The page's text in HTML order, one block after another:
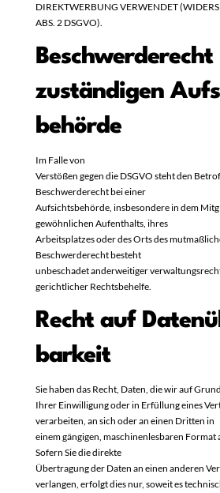
DIREKTWERBUNG VERWENDET
ABS. 2 DSGVO).
zuständigen
behörde
Im Falle von
Verstößen gegen die DSGVO steht den
Beschwerderecht bei einer
Aufsichtsbehörde, insbesondere in dem
gewöhnlichen Aufenthalts, ihres
Arbeitsplatzes oder des Orts des
Beschwerderecht besteht
unbeschadet anderweitiger
gerichtlicher Rechtsbehelfe.
Recht auf
barkeit
Sie haben das Recht, Daten, die wir auf
Ihrer Einwilligung oder in Erfüllung eines
verarbeiten, an sich oder an einen Dritten in
einem gängigen, maschinenlesbaren Format
Sofern Sie die direkte
Übertragung der Daten an einen anderen
verlangen, erfolgt dies nur, soweit es